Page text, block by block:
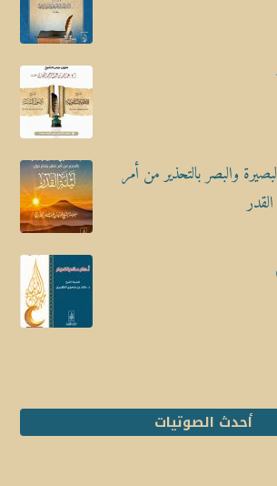
والبصر بالتحذير من أمر
أحدث الصوتيات